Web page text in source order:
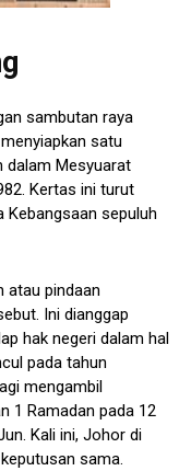
sambutan raya
satu
dalam Mesyuarat
Kertas ini turut
Kebangsaan sepuluh
atau pindaan
Ini dianggap
hak negeri dalam hal
pada tahun
mengambil
1 Ramadan pada 12
Kali ini, Johor di
sama.